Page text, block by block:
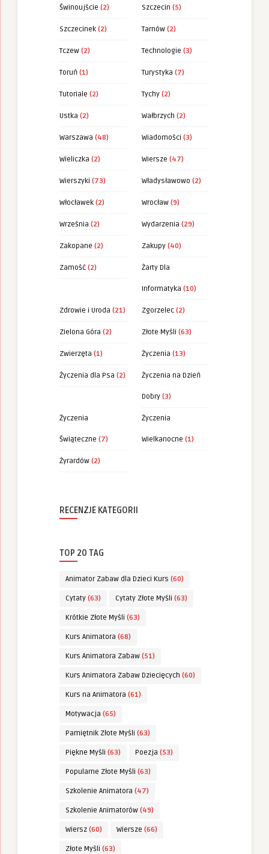
Świnoujście (2) Szczecin (5)
Szczecinek (2) Tarnów (2)
Tczew (2) Technologie (3)
Toruń (1) Turystyka (7)
Tutoriale (2) Tychy (2)
Ustka (2) Wałbrzych (2)
Warszawa (48) Wiadomości (3)
Wieliczka (2) Wiersze (47)
Wierszyki (73) Władysławowo (2)
Włocławek (2) Wrocław (9)
Września (2) Wydarzenia (29)
Zakopane (2) Zakupy (40)
Zamość (2) Żarty Dla
Informatyka (10)
Zdrowie i Uroda (21) Zgorzelec (2)
Zielona Góra (2) Złote Myśli (63)
Zwierzęta (1) Życzenia (13)
Życzenia dla Psa (2) Życzenia na Dzień
Dobry (3)
Życzenia
Świąteczne (7)
Życzenia
Wielkanocne (1)
Żyrardów (2)
RECENZJE KATEGORII
TOP 20 TAG
Animator Zabaw dla Dzieci Kurs (60)
Cytaty (63) Cytaty Złote Myśli (63)
Krótkie Złote Myśli (63)
Kurs Animatora (68)
Kurs Animatora Zabaw (51)
Kurs Animatora Zabaw Dziecięcych (60)
Kurs na Animatora (61)
Motywacja (65)
Pamiętnik Złote Myśli (63)
Piękne Myśli (63) Poezja (53)
Popularne Złote Myśli (63)
Szkolenie Animatora (47)
Szkolenie Animatorów (49)
Wiersz (60) Wiersze (66)
Złote Myśli (63)